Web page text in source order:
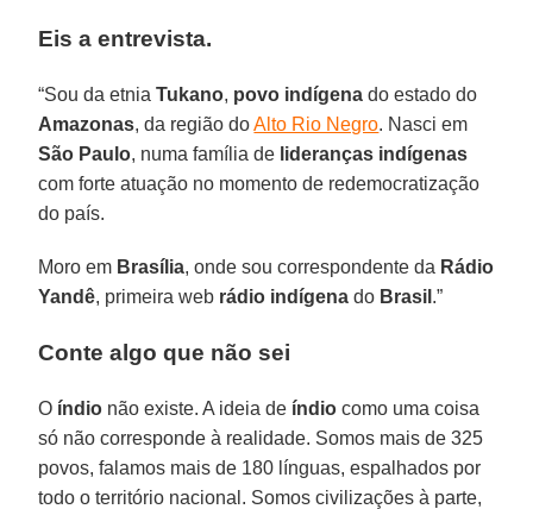
Eis a entrevista.
“Sou da etniaTukano, povo indígena do estado do
Amazonas, da região doAlto Rio Negro. Nasci em
São Paulo, numa família de lideranças indígenas
com forte atuação no momento de redemocratização
do país.
Moro em Brasília, onde sou correspondente da Rádio
Yandê, primeira web rádio indígena do Brasil .”
Conte algo que não sei
O índio não existe. A ideia de índio como uma coisa
só não corresponde à realidade. Somos mais de 325
povos, falamos mais de 180 línguas, espalhados por
todo o território nacional. Somos civilizações à parte,